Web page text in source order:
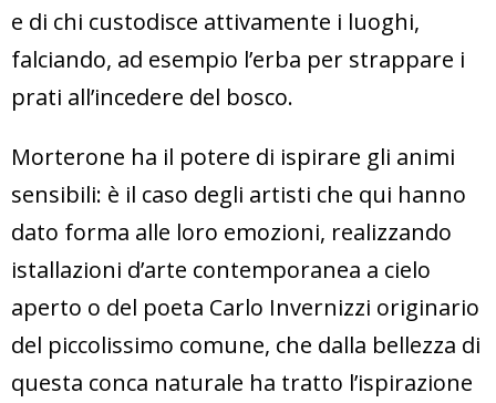
e di chi custodisce attivamente i luoghi,
falciando, ad esempio l’erba per strappare i
prati all’incedere del bosco.
Morterone ha il potere di ispirare gli animi
sensibili: è il caso degli artisti che qui hanno
dato forma alle loro emozioni, realizzando
istallazioni d’arte contemporanea a cielo
aperto o del poeta Carlo Invernizzi originario
del piccolissimo comune, che dalla bellezza di
questa conca naturale ha tratto l’ispirazione